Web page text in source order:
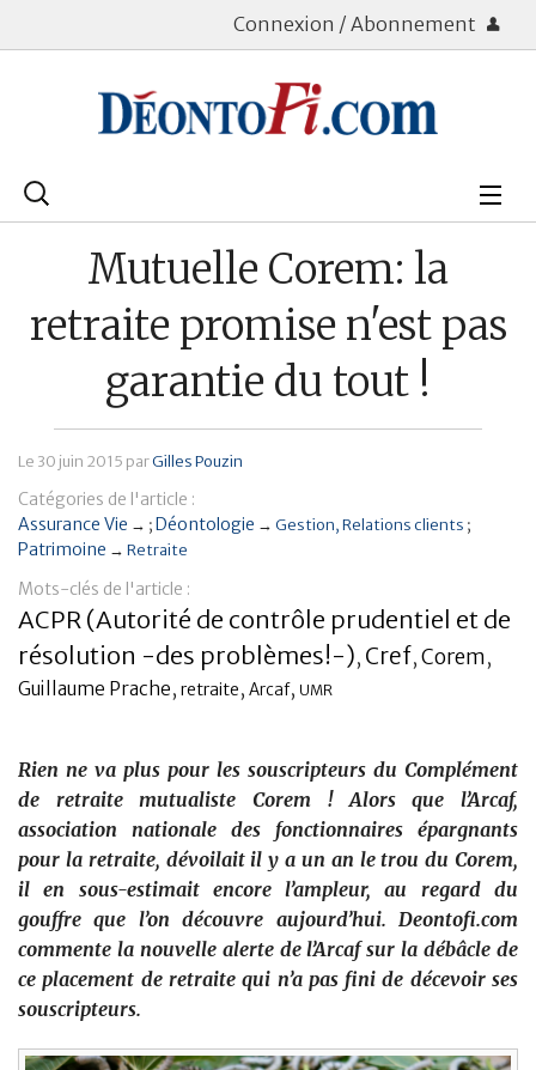
Connexion / Abonnement
Rechercher
Assurance Vie
Patrimoine
Immobilier
Mutuelle Corem: la
retraite promise n'est pas
garantie du tout !
Le 30 juin 2015 parGilles Pouzin
Catégories de l'article :
Assurance Vie → Déontologie → Gestion Relations clients
Patrimoine → Retraite
Mots-clés de l'article :
ACPR (Autorité de contrôle prudentiel et de
résolution -des problèmes!-), Cref, Corem,
Guillaume Prache, retraite, Arcaf, UMR
Rien ne va plus pour les souscripteurs du Complément
de retraite mutualiste Corem ! Alors que l’Arcaf,
association nationale des fonctionnaires épargnants
pour la retraite, dévoilait il y a un an le trou du Corem,
il en sous-estimait encore l’ampleur, au regard du
gouffre que l’on découvre aujourd’hui. Deontofi.com
commente la nouvelle alerte de l’Arcaf sur la débâcle de
ce placement de retraite qui n’a pas fini de décevoir ses
souscripteurs.